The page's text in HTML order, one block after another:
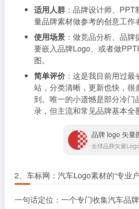
适用人群 ：品牌设计师、
量品牌素材做参考的创意工作
使用场景 ：做竞品分析、品
要嵌入品牌Logo、或者做
图。
简单评价：这是我目前用过最
站，分类清晰，更新也快，很
到。唯一的小遗憾是部分冷门
录，但主流和常见品牌基本全
品牌 logo 矢量
2、车标网：汽车Logo素材的“专业
一句话定位：一个专门收集汽车品